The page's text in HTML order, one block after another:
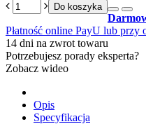
Do koszyka
Płatność online PayU lub przy
14 dni na zwrot towaru
Potrzebujesz porady eksperta?
Zobacz wideo
Opis
Specyfikacja